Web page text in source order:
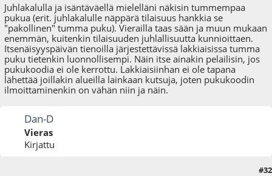
Juhlakalulla ja isäntäväellä mielelläni näkisin tummempaa
pukua (erit. juhlakalulle näppärä tilaisuus hankkia se
"pakollinen" tumma puku). Vierailla taas sään ja muun mukaan
enemmän, kuitenkin tilaisuuden juhlallisuutta kunnioittaen.
Itsenäisyyspäivän tienoilla järjestettävissä lakkiaisissa tumma
puku tietenkin luonnollisempi. Näin itse ainakin pelailisin, jos
pukukoodia ei ole kerrottu. Lakkiaisiinhan ei ole tapana
lähettää joillakin alueilla lainkaan kutsuja, joten pukukoodin
ilmoittaminenkin on vähän niin ja näin.
Dan-D
Vieras
Kirjattu
#32